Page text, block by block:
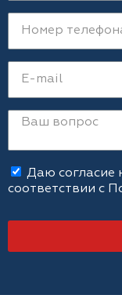
Даю согласие
соответствии с